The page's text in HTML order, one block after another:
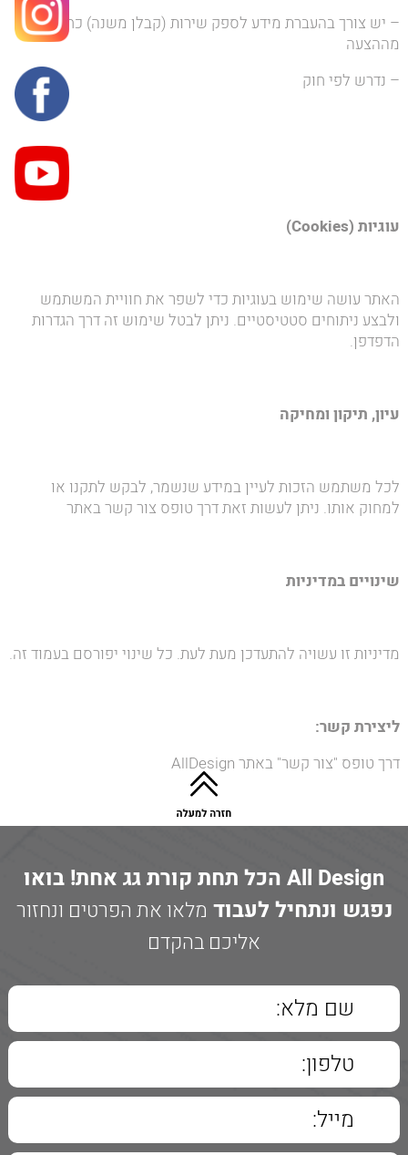
– יש צורך בהעברת מידע לספק שירות (קבלן משנה) כחלק
מההצעה
– נדרש לפי חוק
עוגיות (Cookies
)
האתר עושה שימוש בעוגיות כדי לשפר את חוויית המשתמש
ולבצע ניתוחים סטטיסטיים. ניתן לבטל שימוש זה דרך הגדרות
הדפדפן.
עיון, תיקון ומחיקה
לכל משתמש הזכות לעיין במידע שנשמר, לבקש לתקנו או
למחוק אותו. ניתן לעשות זאת דרך טופס צור קשר באתר
שינויים במדיניות
מדיניות זו עשויה להתעדכן מעת לעת. כל שינוי יפורסם בעמוד זה.
ליצירת קשר:
דרך טופס "צור קשר" באתר AllDesign
All Design הכל תחת קורת גג אחת! בואו
נפגש ונתחיל לעבוד מלאו את הפרטים ונחזור
אליכם בהקדם